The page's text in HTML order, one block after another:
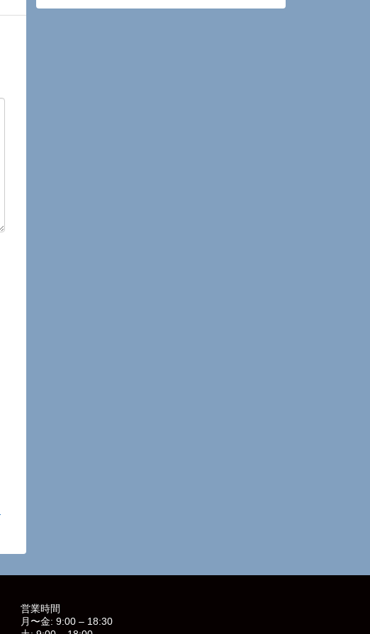
営業時間
月〜金: 9:00 – 18:30